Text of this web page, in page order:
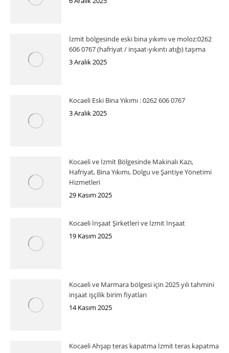
İzmit bölgesinde eski bina yıkımı ve moloz:0262
606 0767 (hafriyat / inşaat-yıkıntı atığı) taşıma
3 Aralık 2025
Kocaeli Eski Bina Yıkımı : 0262 606 0767
3 Aralık 2025
Kocaeli ve İzmit Bölgesinde Makinalı Kazı,
Hafriyat, Bina Yıkımı, Dolgu ve Şantiye Yönetimi
Hizmetleri
29 Kasım 2025
Kocaeli İnşaat Şirketleri ve İzmit İnşaat
19 Kasım 2025
Kocaeli ve Marmara bölgesi için 2025 yılı tahmini
inşaat işçilik birim fiyatları
14 Kasım 2025
Kocaeli Ahşap teras kapatma İzmit teras kapatma